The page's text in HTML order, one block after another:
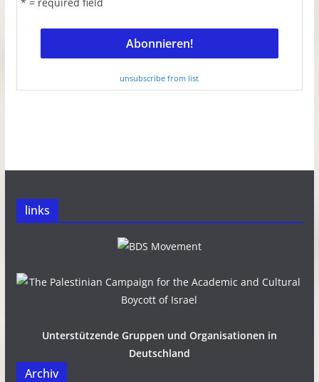
* = required field
unsubscribe from list
links
Unterstützende Gruppen und Organisationen in
Deutschland
Archiv